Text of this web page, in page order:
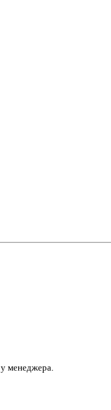
менеджера.